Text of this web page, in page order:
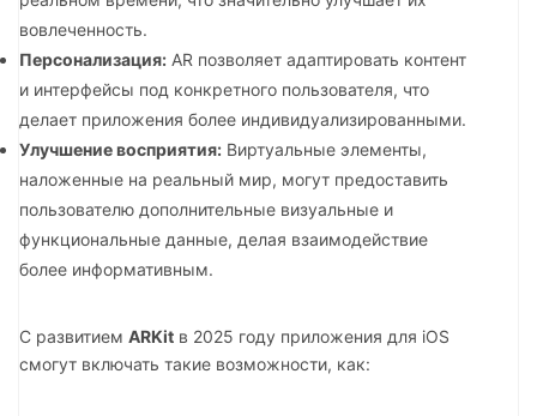
вовлеченность.
Персонализация: AR позволяет адаптировать контент
и интерфейсы под конкретного пользователя, что
делает приложения более индивидуализированными.
Улучшение восприятия: Виртуальные элементы,
наложенные на реальный мир, могут предоставить
пользователю дополнительные визуальные и
функциональные данные, делая взаимодействие
более информативным.
С развитием ARKit в 2025 году приложения для iOS
смогут включать такие возможности, как: